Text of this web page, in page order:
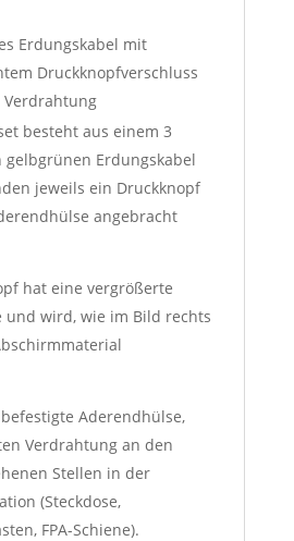
Erdungskabel mit
Druckknopfverschluss
besteht aus einem 3
gelbgrünen Erdungskabel
jeweils ein Druckknopf
angebracht
hat eine vergrößerte
und wird, wie im Bild rechts
Aderendhülse,
Verdrahtung an den
Stellen in der
(Steckdose,
FPA-Schiene).